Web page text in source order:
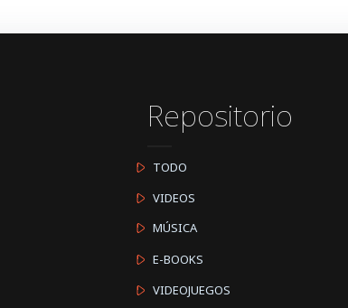
Repositorio
TODO
VIDEOS
MÚSICA
E-BOOKS
VIDEOJUEGOS